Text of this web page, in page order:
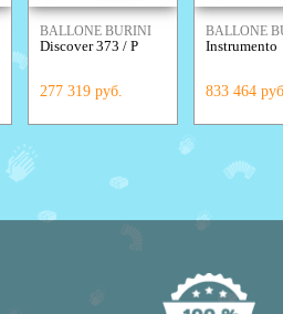
BALLONE BURINI
Discover 373 / Р
277 319 руб.
BALLONE
Instrumento
833 464